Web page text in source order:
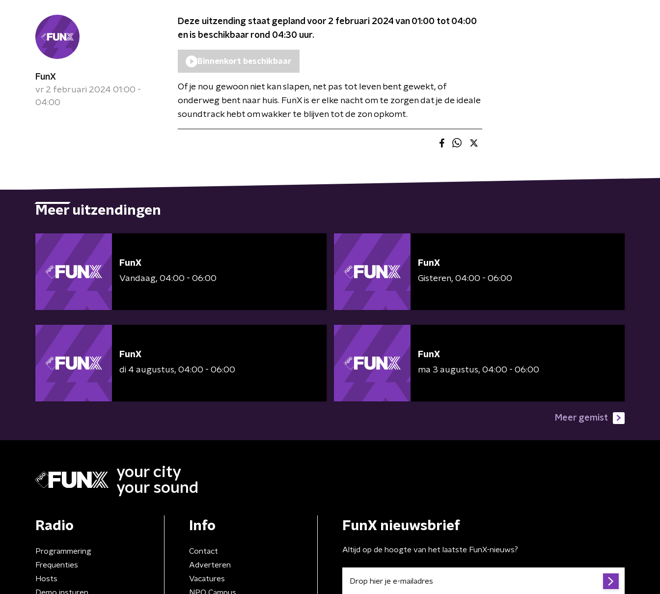
FunX
vr 2 februari 2024 01:00 -
04:00
Deze uitzending staat gepland voor 2 februari 2024 van 01:00 tot 04:00
en is beschikbaar rond 04:30 uur.
Binnenkort beschikbaar
Of je nou gewoon niet kan slapen, net pas tot leven bent gewekt, of
onderweg bent naar huis. FunX is er elke nacht om te zorgen dat je de ideale
soundtrack hebt om wakker te blijven tot de zon opkomt.
Meer uitzendingen
FunX
Vandaag 04:00 - 06:00
FunX
Gisteren 04:00 - 06:00
FunX
di 4 augustus 04:00 - 06:00
FunX
ma 3 augustus 04:00 - 06:00
Meer gemist
your city
your sound
Radio
Programmering
Frequenties
Hosts
Demo insturen
Info
Contact
Adverteren
Vacatures
NPO Campus
FunX nieuwsbrief
Altijd op de hoogte van het laatste FunX-nieuws?